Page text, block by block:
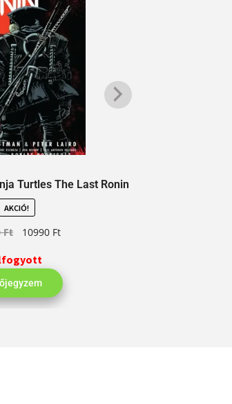
Turtles The Last Ronin
AKCIÓ!
Ft 10990 Ft